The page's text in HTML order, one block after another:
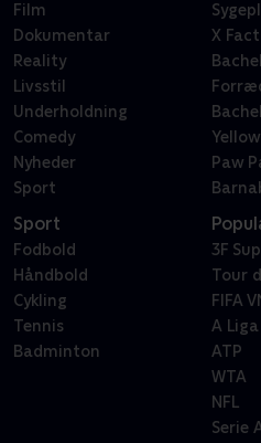
Film
Dokumentar
Reality
Livsstil
Underholdning
Comedy
Nyheder
Sport
X
Paw
Sport
Fodbold
Håndbold
Cykling
Tennis
Badminton
3F
Tour
FIFA
A Liga
ATP
WTA
NFL
Serie